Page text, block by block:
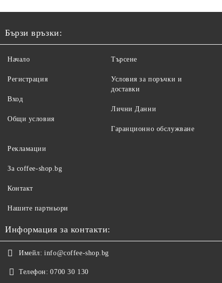
Бързи връзки:
Начало
Регистрация
Вход
Общи условия
Търсене
Условия за поръчки и
доставки
Лични Данни
Гаранционно обслужване
Рекламации
За coffee-shop.bg
Контакт
Нашите партньори
Информация за контакти:
Имейл: info@coffee-shop.bg
Телефон: 0700 30 130